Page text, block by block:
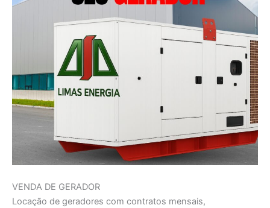
VENDA DE GERADOR
Locação de geradores com contratos mensais,